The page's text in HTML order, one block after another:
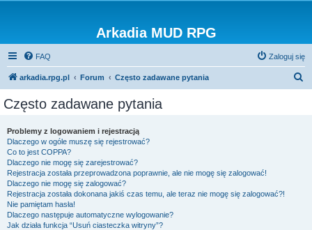
Arkadia MUD RPG
FAQ Zaloguj się
arkadia.rpg.pl Forum Często zadawane pytania
Często zadawane pytania
Problemy z logowaniem i rejestracją
Dlaczego w ogóle muszę się rejestrować?
Co to jest COPPA?
Dlaczego nie mogę się zarejestrować?
Rejestracja została przeprowadzona poprawnie, ale nie mogę się zalogować!
Dlaczego nie mogę się zalogować?
Rejestracja została dokonana jakiś czas temu, ale teraz nie mogę się zalogować?!
Nie pamiętam hasła!
Dlaczego następuje automatyczne wylogowanie?
Jak działa funkcja “Usuń ciasteczka witryny”?